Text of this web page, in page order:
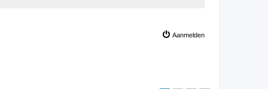
Aanmelden